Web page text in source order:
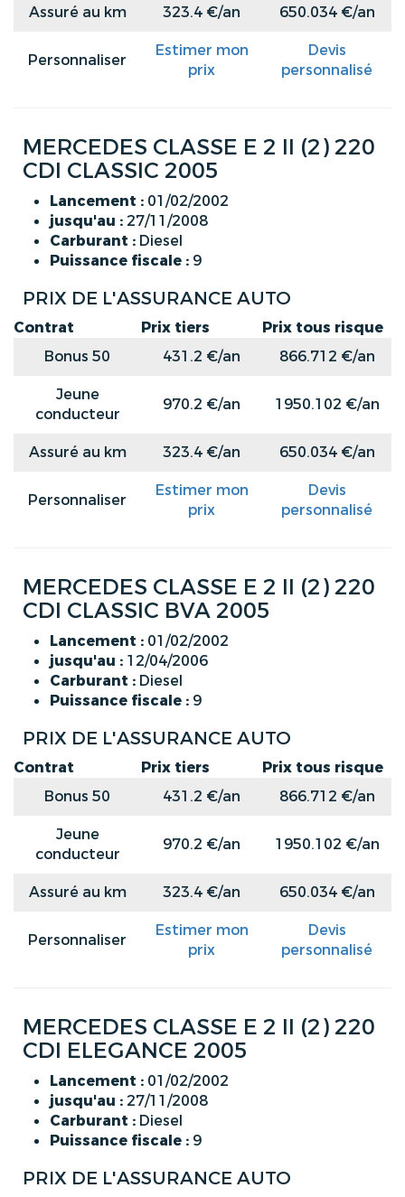
Assuré au km 323.4 €/an 650.034 €/an
Personnaliser
Estimer mon
prix
Devis
personnalisé
MERCEDES CLASSE E 2 II (2) 220
CDI CLASSIC 2005
Lancement : 01/02/2002
jusqu'au : 27/11/2008
Carburant : Diesel
Puissance fiscale : 9
PRIX DE L'ASSURANCE AUTO
Contrat Prix tiers
Prix tous risque
Bonus 50
431.2 €/an
866.712 €/an
Jeune
conducteur
970.2 €/an 1950.102 €/an
Assuré au km 323.4 €/an 650.034 €/an
Personnaliser
Estimer mon
prix
Devis
personnalisé
MERCEDES CLASSE E 2 II (2) 220
CDI CLASSIC BVA 2005
Lancement : 01/02/2002
jusqu'au : 12/04/2006
Carburant : Diesel
Puissance fiscale : 9
PRIX DE L'ASSURANCE AUTO
Contrat Prix tiers
Prix tous risque
Bonus 50
431.2 €/an
866.712 €/an
Jeune
conducteur
970.2 €/an 1950.102 €/an
Assuré au km 323.4 €/an 650.034 €/an
Personnaliser
Estimer mon
prix
Devis
personnalisé
MERCEDES CLASSE E 2 II (2) 220
CDI ELEGANCE 2005
Lancement : 01/02/2002
jusqu'au : 27/11/2008
Carburant : Diesel
Puissance fiscale : 9
PRIX DE L'ASSURANCE AUTO